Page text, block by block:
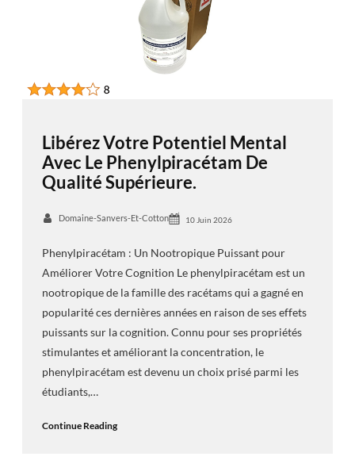
Libérez Votre Potentiel Mental
Avec Le Phenylpiracétam De
Qualité Supérieure.
Domaine-Sanvers-Et-Cotton 10 Juin 2026
Phenylpiracétam : Un Nootropique Puissant pour
Améliorer Votre Cognition Le phenylpiracétam est un
nootropique de la famille des racétams qui a gagné en
popularité ces dernières années en raison de ses effets
puissants sur la cognition. Connu pour ses propriétés
stimulantes et améliorant la concentration, le
phenylpiracétam est devenu un choix prisé parmi les
étudiants,…
Continue Reading